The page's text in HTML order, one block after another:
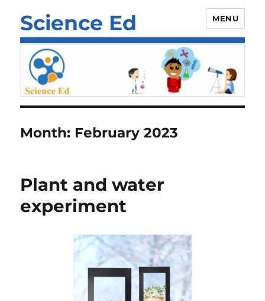
Science Ed MENU
Month: February 2023
Plant and water
experiment